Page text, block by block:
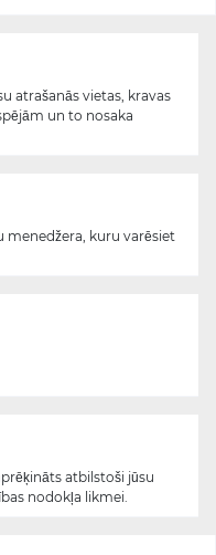
atrašanās vietas, kravas
un to nosaka
menedžera, kuru varēsiet
atbilstoši jūsu
nodokļa likmei.